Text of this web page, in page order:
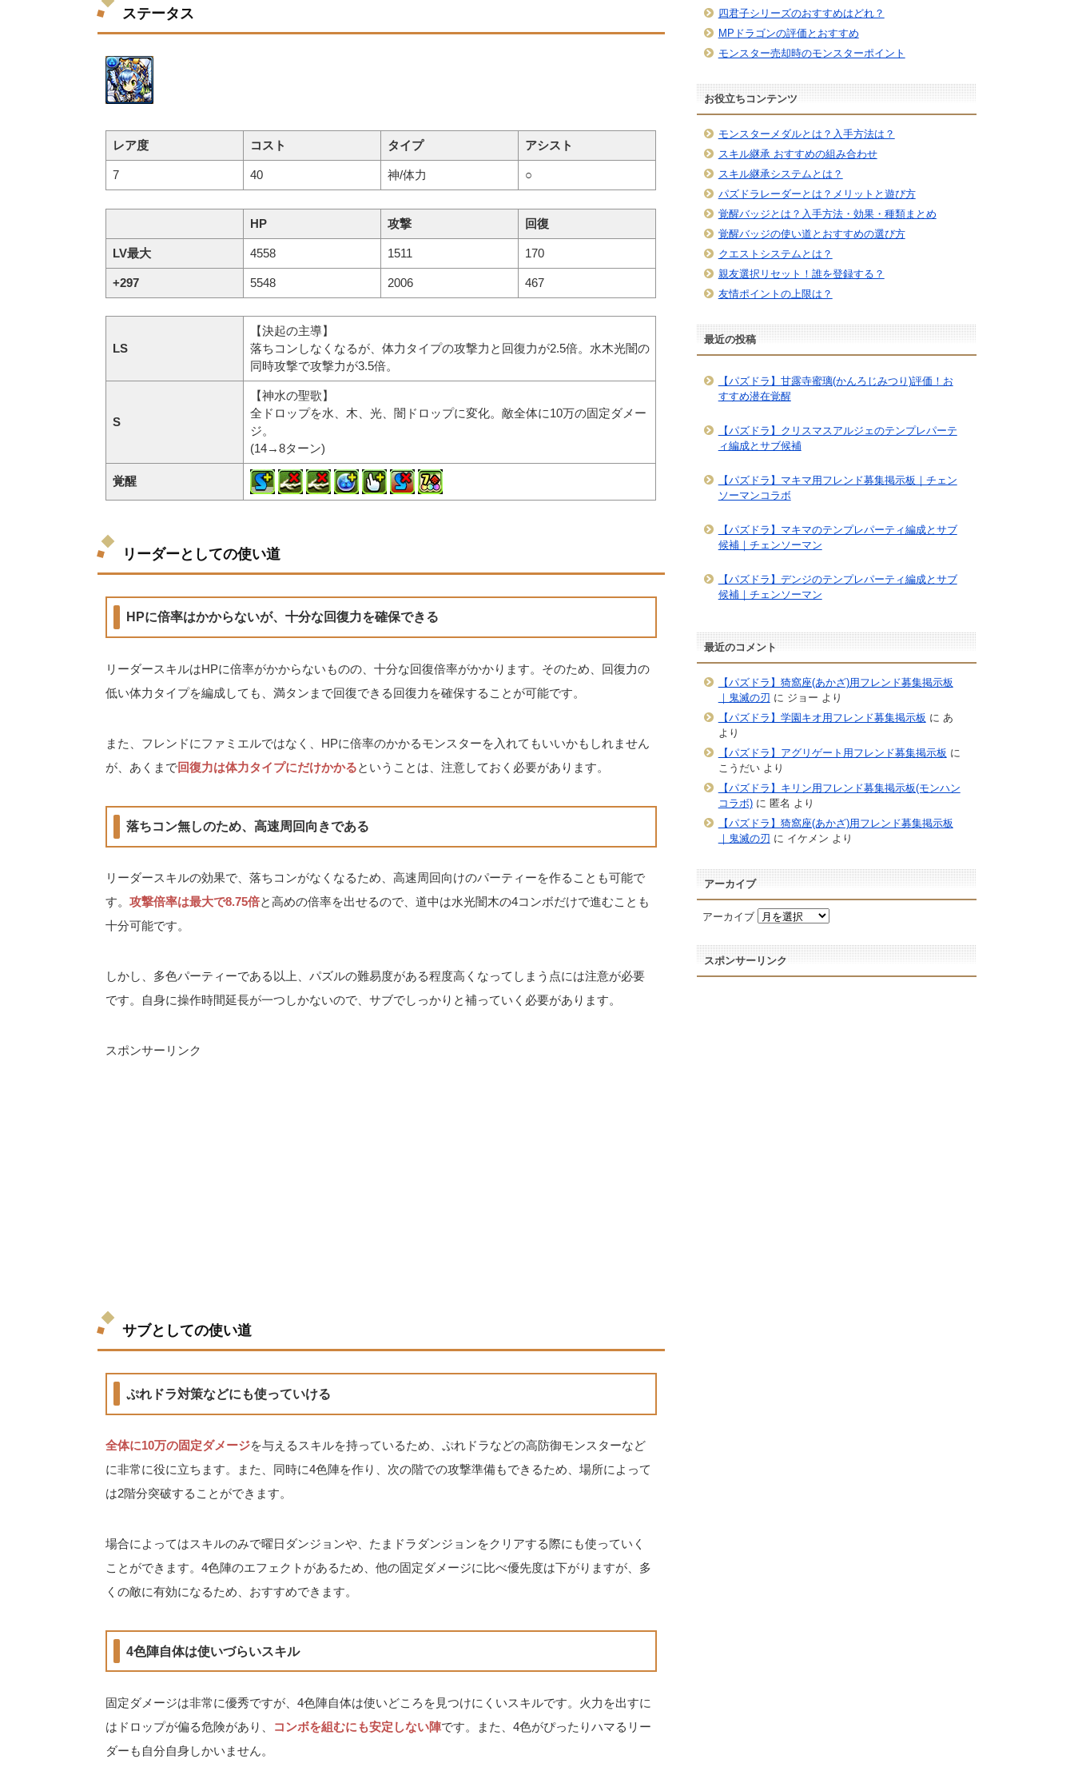
ステータス
レア度 コスト タイプ アシスト
7 40 神/体力 ○
HP 攻撃 回復
LV最大 4558 1511 170
+297 5548 2006 467
LS
【決起の主導】
落ちコンしなくなるが、体力タイプの攻撃力と回復力が2.5倍。水木光闇の
同時攻撃で攻撃力が3.5倍。
S
【神水の聖歌】
全ドロップを水、木、光、闇ドロップに変化。敵全体に10万の固定ダメー
ジ。
(14→8ターン)
覚醒
リーダーとしての使い道
HPに倍率はかからないが、十分な回復力を確保できる
リーダースキルはHPに倍率がかからないものの、十分な回復倍率がかかります。そのため、回復力の
低い体力タイプを編成しても、満タンまで回復できる回復力を確保することが可能です。
また、フレンドにファミエルではなく、HPに倍率のかかるモンスターを入れてもいいかもしれません
が、あくまで回復力は体力タイプにだけかかるということは、注意しておく必要があります。
落ちコン無しのため、高速周回向きである
リーダースキルの効果で、落ちコンがなくなるため、高速周回向けのパーティーを作ることも可能で
す。 攻撃倍率は最大で8.75倍と高めの倍率を出せるので、道中は水光闇木の4コンボだけで進むことも
十分可能です。
しかし、多色パーティーである以上、パズルの難易度がある程度高くなってしまう点には注意が必要
です。自身に操作時間延長が一つしかないので、サブでしっかりと補っていく必要があります。
スポンサーリンク
サブとしての使い道
ぷれドラ対策などにも使っていける
全体に10万の固定ダメージを与えるスキルを持っているため、ぷれドラなどの高防御モンスターなど
に非常に役に立ちます。また、同時に4色陣を作り、次の階での攻撃準備もできるため、場所によって
は2階分突破することができます。
場合によってはスキルのみで曜日ダンジョンや、たまドラダンジョンをクリアする際にも使っていく
ことができます。4色陣のエフェクトがあるため、他の固定ダメージに比べ優先度は下がりますが、多
くの敵に有効になるため、おすすめできます。
4色陣自体は使いづらいスキル
固定ダメージは非常に優秀ですが、4色陣自体は使いどころを見つけにくいスキルです。火力を出すに
はドロップが偏る危険があり、
コンボを組むにも安定しない陣です。また、4色がぴったりハマるリー
ダーも自分自身しかいません。
四君子シリーズのおすすめはどれ？
MPドラゴンの評価とおすすめ
モンスター売却時のモンスターポイント
お役立ちコンテンツ
モンスターメダルとは？入手方法は？
スキル継承 おすすめの組み合わせ
スキル継承システムとは？
パズドラレーダーとは？メリットと遊び方
覚醒バッジとは？入手方法・効果・種類まとめ
覚醒バッジの使い道とおすすめの選び方
クエストシステムとは？
親友選択リセット！誰を登録する？
友情ポイントの上限は？
最近の投稿
【パズドラ】甘露寺蜜璃(かんろじみつり)評価！お
すすめ潜在覚醒
【パズドラ】クリスマスアルジェのテンプレパーテ
ィ編成とサブ候補
【パズドラ】マキマ用フレンド募集掲示板｜チェン
ソーマンコラボ
【パズドラ】マキマのテンプレパーティ編成とサブ
候補｜チェンソーマン
【パズドラ】デンジのテンプレパーティ編成とサブ
候補｜チェンソーマン
最近のコメント
【パズドラ】猗窩座(あかざ)用フレンド募集掲示板
｜鬼滅の刃 に ジョー より
【パズドラ】学園キオ用フレンド募集掲示板 に あ
より
【パズドラ】アグリゲート用フレンド募集掲示板 に
こうだいより
【パズドラ】キリン用フレンド募集掲示板(モンハン
コラボ)に 匿名 より
【パズドラ】猗窩座(あかざ)用フレンド募集掲示板
｜鬼滅の刃 に イケメン より
アーカイブ
アーカイブ
スポンサーリンク